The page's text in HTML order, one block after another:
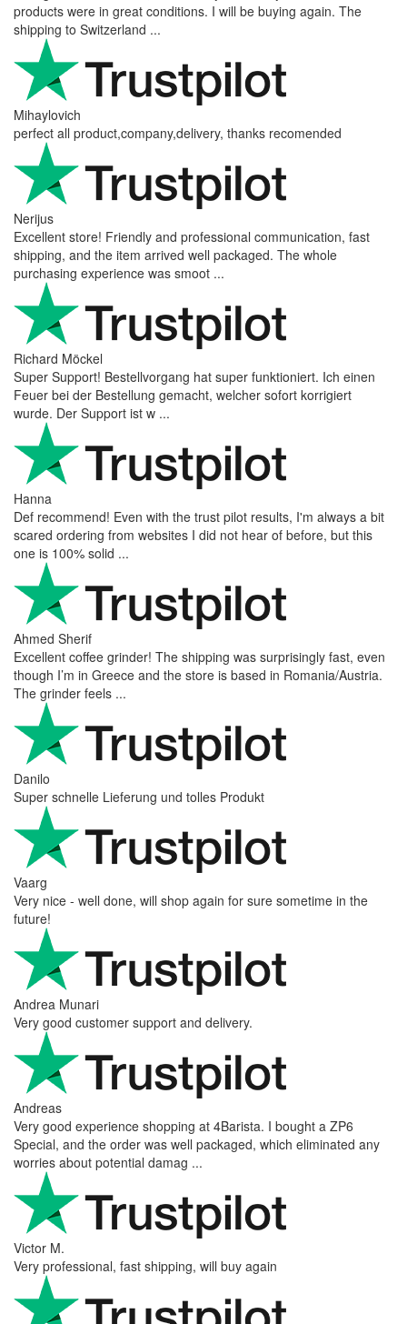
products were in great conditions. I will be buying again. The
shipping to Switzerland ...
Mihaylovich
perfect all product,company,delivery, thanks recomended
Nerijus
Excellent store! Friendly and professional communication, fast
shipping, and the item arrived well packaged. The whole
purchasing experience was smoot ...
Richard Möckel
Super Support! Bestellvorgang hat super funktioniert. Ich einen
Feuer bei der Bestellung gemacht, welcher sofort korrigiert
wurde. Der Support ist w ...
Hanna
Def recommend! Even with the trust pilot results, I'm always a bit
scared ordering from websites I did not hear of before, but this
one is 100% solid ...
Ahmed Sherif
Excellent coffee grinder! The shipping was surprisingly fast, even
though I’m in Greece and the store is based in Romania/Austria.
The grinder feels ...
Danilo
Super schnelle Lieferung und tolles Produkt
Vaarg
Very nice - well done, will shop again for sure sometime in the
future!
Andrea Munari
Very good customer support and delivery.
Andreas
Very good experience shopping at 4Barista. I bought a ZP6
Special, and the order was well packaged, which eliminated any
worries about potential damag ...
Victor M.
Very professional, fast shipping, will buy again